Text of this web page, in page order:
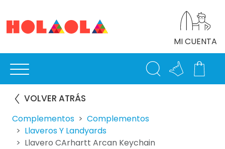
MI CUENTA
VOLVER ATRÁS
Complementos
Complementos
Llaveros Y Landyards
Llavero CArhartt Arcan Keychain